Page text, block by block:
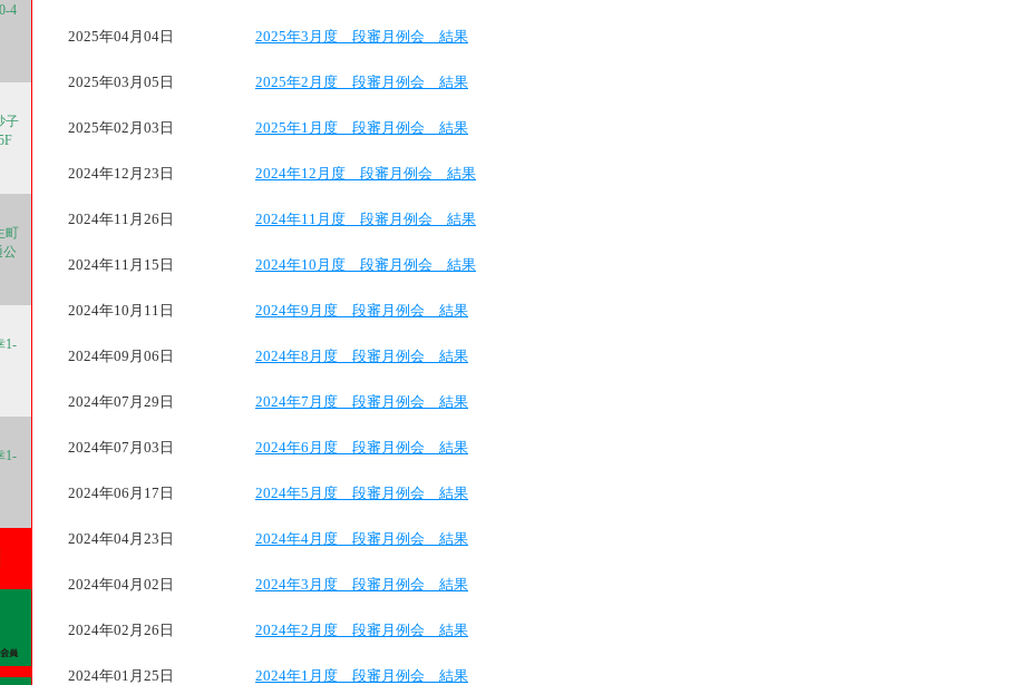
4
子
町
公
1-
1-
2025年04月04日 2025年3月度 段審月例会 結果
2025年03月05日 2025年2月度 段審月例会 結果
2025年02月03日 2025年1月度 段審月例会 結果
2024年12月23日 2024年12月度 段審月例会 結果
2024年11月26日 2024年11月度 段審月例会 結果
2024年11月15日 2024年10月度 段審月例会 結果
2024年10月11日 2024年9月度 段審月例会 結果
2024年09月06日 2024年8月度 段審月例会 結果
2024年07月29日 2024年7月度 段審月例会 結果
2024年07月03日 2024年6月度 段審月例会 結果
2024年06月17日 2024年5月度 段審月例会 結果
2024年04月23日 2024年4月度 段審月例会 結果
2024年04月02日 2024年3月度 段審月例会 結果
2024年02月26日 2024年2月度 段審月例会 結果
2024年01月25日 2024年1月度 段審月例会 結果